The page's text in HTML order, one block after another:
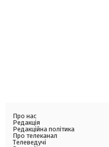
Про нас
Редакція
Редакційна політика
Про телеканал
Телеведучі